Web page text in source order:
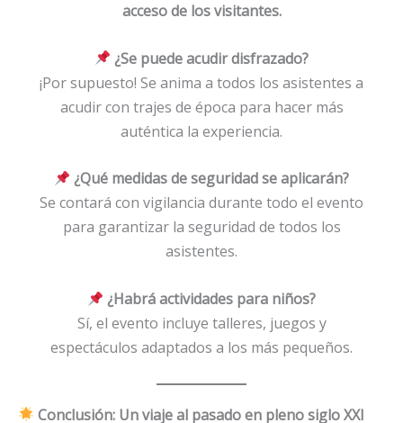
acceso de los visitantes.
¿Se puede acudir disfrazado?
¡Por supuesto! Se anima a todos los asistentes a
acudir con trajes de época para hacer más
auténtica la experiencia.
¿Qué medidas de seguridad se aplicarán?
Se contará con vigilancia durante todo el evento
para garantizar la seguridad de todos los
asistentes.
¿Habrá actividades para niños?
Sí, el evento incluye talleres, juegos y
espectáculos adaptados a los más pequeños.
Conclusión: Un viaje al pasado en pleno siglo XXI